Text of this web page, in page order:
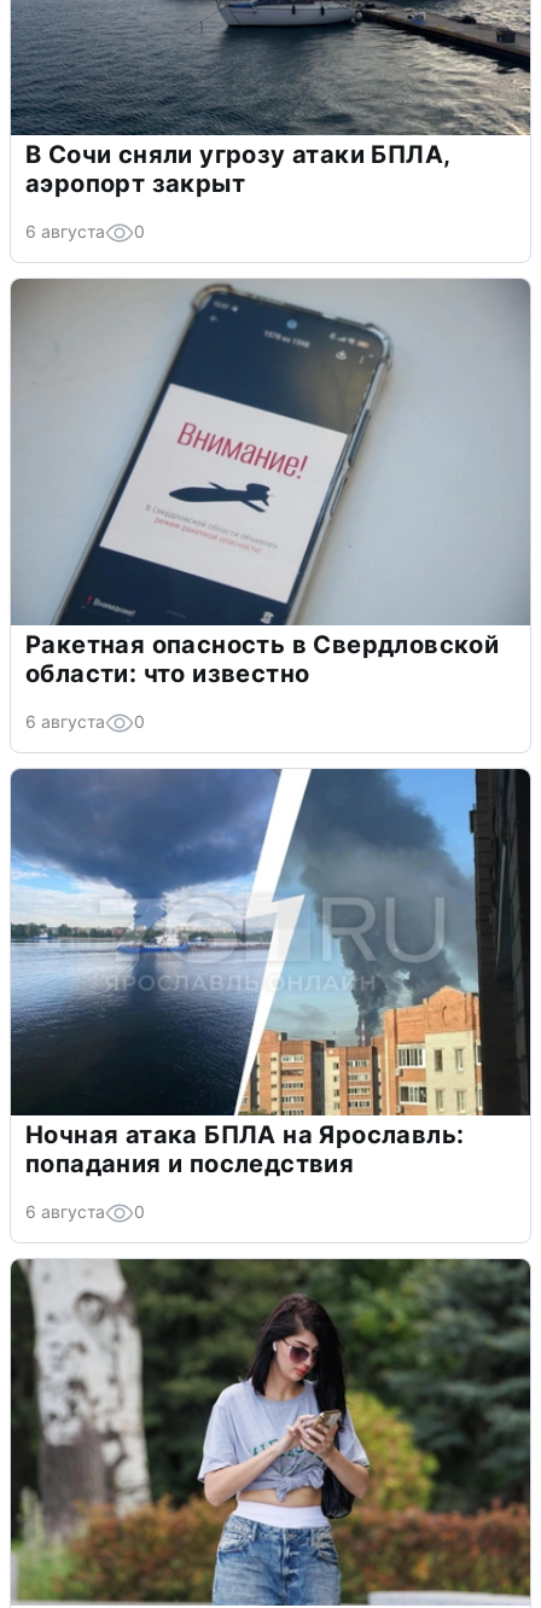
В Сочи сняли угрозу атаки БПЛА,
аэропорт закрыт
6 августа 0
Ракетная опасность в Свердловской
области: что известно
6 августа 0
Ночная атака БПЛА на Ярославль:
попадания и последствия
6 августа 0